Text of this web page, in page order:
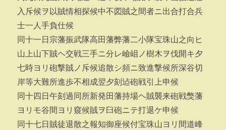
入斥候ヲ以賊情相探候中不図賊之間者ニ出合打合兵
士一人手負仕候
同十一日宗藩振武隊高田藩弊藩二小隊宝珠山之向ヒ
山上山下賊ヘ交戦三手ニ分レ嶮岨ノ樹木ヲ伐開キ夕
七時ヨリ砲撃賊ノ斥候追散シ頻ニ致進撃候所深谷切
岸等大難所進歩不相成翌夕刻迠砲戦引上申候
同十四日午刻過同所新発田藩持場ヘ賊襲来砲戦獘藩
ヨリモ谷間ヨリ窺候賊ヲ臼砲ニテ打退ケ申候
同十七日賊徒退散之報知御座候付宝珠山ヨリ間道峰